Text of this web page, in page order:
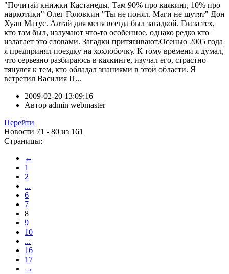
"Почитай книжки Кастанеды. Там 90% про каякинг, 10% про
наркотики" Олег Головкин "Ты не понял. Маги не шутят" Дон
Хуан Матус. Алтай для меня всегда был загадкой. Глаза тех,
кто там был, излучают что-то особенное, однако редко кто
излагает это словами. Загадки притягивают.Осенью 2005 года
я предпринял поездку на хохлобочку. К тому времени я думал,
что серьезно разбираюсь в каякинге, изучал его, страстно
тянулся к тем, кто обладал знаниями в этой области. Я
встретил Василия П...
2009-02-20 13:09:16
Автор admin webmaster
Перейти
Новости 71 - 80 из 161
Страницы:
←
1
2
...
6
7
8
9
10
...
16
17
→